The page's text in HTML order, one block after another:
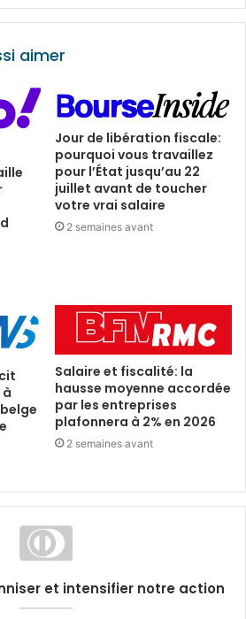
aimer
Jour de libération fiscale:
pourquoi vous travaillez
pour l’État jusqu’au 22
juillet avant de toucher
votre vrai salaire
2 semaines avant
Salaire et fiscalité: la
hausse moyenne accordée
par les entreprises
plafonnera à 2% en 2026
2 semaines avant
et intensifier notre action